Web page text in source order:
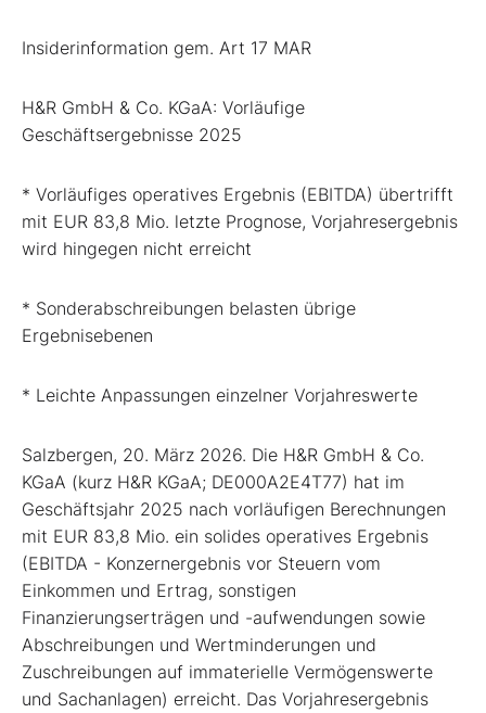
Insiderinformation gem. Art 17 MAR
H&R GmbH & Co. KGaA: Vorläufige
Geschäftsergebnisse 2025
* Vorläufiges operatives Ergebnis (EBITDA) übertrifft
mit EUR 83,8 Mio. letzte Prognose, Vorjahresergebnis
wird hingegen nicht erreicht
* Sonderabschreibungen belasten übrige
Ergebnisebenen
* Leichte Anpassungen einzelner Vorjahreswerte
Salzbergen, 20. März 2026. Die H&R GmbH & Co.
KGaA (kurz H&R KGaA; DE000A2E4T77) hat im
Geschäftsjahr 2025 nach vorläufigen Berechnungen
mit EUR 83,8 Mio. ein solides operatives Ergebnis
(EBITDA - Konzernergebnis vor Steuern vom
Einkommen und Ertrag, sonstigen
Finanzierungserträgen und -aufwendungen sowie
Abschreibungen und Wertminderungen und
Zuschreibungen auf immaterielle Vermögenswerte
und Sachanlagen) erreicht. Das Vorjahresergebnis